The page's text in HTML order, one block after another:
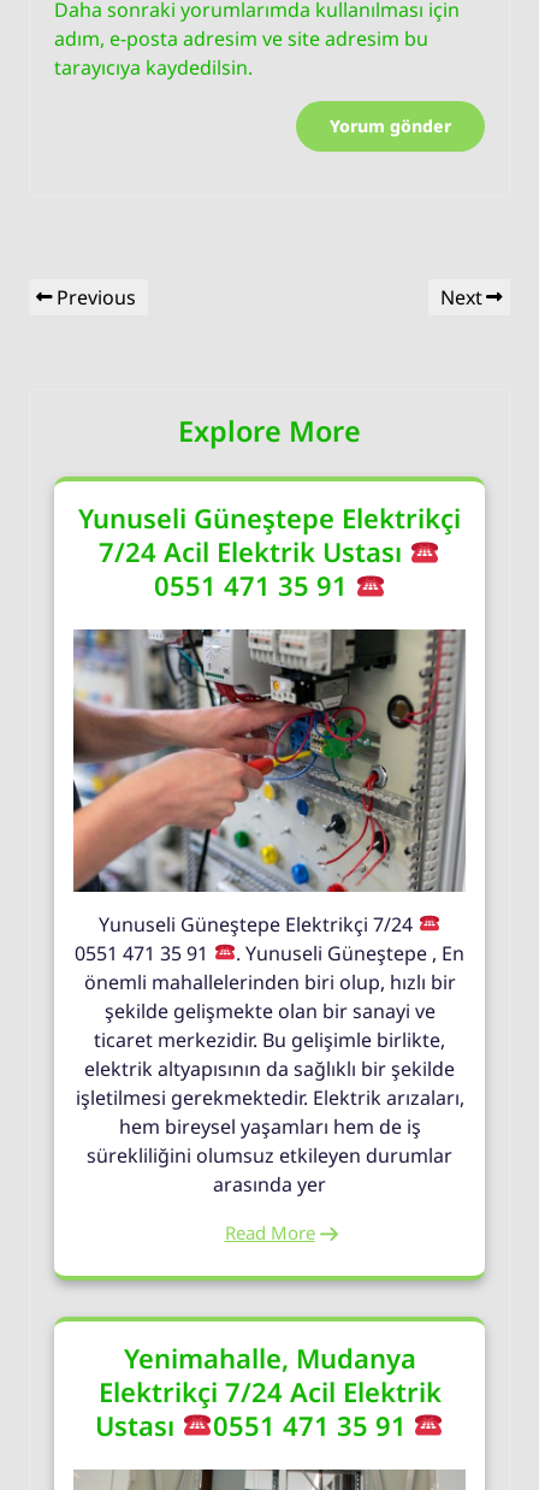
Daha sonraki yorumlarımda kullanılması için
adım, e-posta adresim ve site adresim bu
tarayıcıya kaydedilsin.
Yazı
gezinmesi
Previous
Previous
Next
Next
Explore More
Yunuseli Güneştepe Elektrikçi
7/24 Acil Elektrik Ustası
0551 471 35 91
Yunuseli Güneştepe Elektrikçi 7/24
0551 471 35 91
. Yunuseli Güneştepe , En
önemli mahallelerinden biri olup, hızlı bir
şekilde gelişmekte olan bir sanayi ve
ticaret merkezidir. Bu gelişimle birlikte,
elektrik altyapısının da sağlıklı bir şekilde
işletilmesi gerekmektedir. Elektrik arızaları,
hem bireysel yaşamları hem de iş
sürekliliğini olumsuz etkileyen durumlar
arasında yer
Read More
Yenimahalle, Mudanya
Elektrikçi 7/24 Acil Elektrik
Ustası
0551 471 35 91